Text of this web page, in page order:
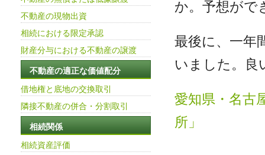
か。予想がで
最後に、一年
いました。良
愛知県・名古
所」
不動産の現物出資
相続における限定承認
財産分与における不動産の譲渡
不動産の適正な価値配分
借地権と底地の交換取引
隣接不動産の併合・分割取引
相続関係
相続資産評価